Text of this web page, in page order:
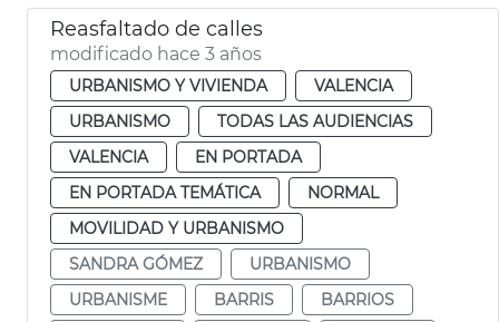
Reasfaltado de calles
modificado hace 3 años
URBANISMO Y VIVIENDA
VALENCIA
URBANISMO
TODAS LAS AUDIENCIAS
VALENCIA
EN PORTADA
EN PORTADA TEMÁTICA
NORMAL
MOVILIDAD Y URBANISMO
SANDRA GÓMEZ
URBANISMO
URBANISME
BARRIS
BARRIOS